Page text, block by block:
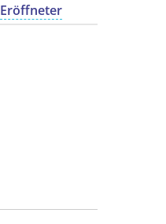
Eröffneter